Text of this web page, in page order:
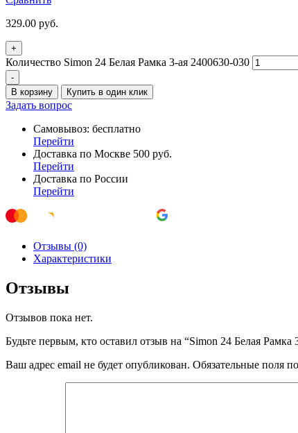
329.00 руб.
+
Количество Simon 24 Белая Рамка 3-ая 2400630-030
-
В корзину
Купить в один клик
Задать вопрос
Самовывоз: бесплатно
Перейти
Доставка по Москве 500 руб.
Перейти
Доставка по России
Перейти
Отзывы (0)
Характеристики
Отзывы
Отзывов пока нет.
Будьте первым, кто оставил отзыв на “Simon 24 Белая Рамка
Ваш адрес email не будет опубликован. Обязательные поля